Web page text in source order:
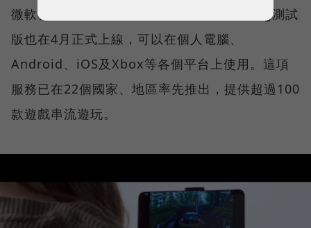
微軟雲端串流遊戲服務Xbox Cloud Gaming測試
版也在4月正式上線，可以在個人電腦、
Android、iOS及Xbox等各個平台上使用。這項
服務已在22個國家、地區率先推出，提供超過100
款遊戲串流遊玩。